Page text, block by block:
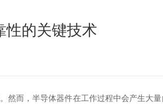
性的关键技术
而，半导体器件在工作过程中会产生大